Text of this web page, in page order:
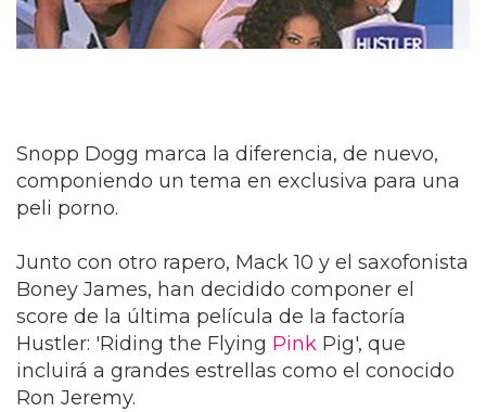
Snopp Dogg marca la diferencia, de nuevo,
componiendo un tema en exclusiva para una
peli porno.
Junto con otro rapero, Mack 10 y el saxofonista
Boney James, han decidido componer el
score de la última película de la factoría
Hustler: 'Riding the Flying Pink Pig', que
incluirá a grandes estrellas como el conocido
Ron Jeremy.